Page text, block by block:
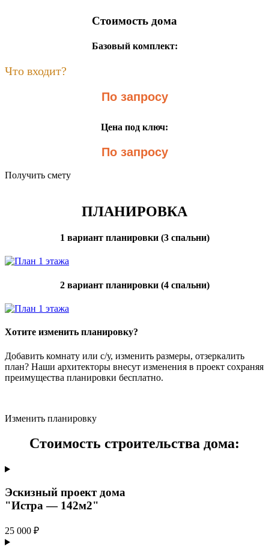
Стоимость дома
Базовый комплект:
Что входит?
По запросу
Цена под ключ:
По запросу
Получить смету
ПЛАНИРОВКА
1 вариант планировки (3 спальни)
2 вариант планировки (4 спальни)
Хотите изменить планировку?
Добавить комнату или с/у, изменить размеры, отзеркалить
план? Наши архитекторы внесут изменения в проект сохраняя
преимущества планировки бесплатно.
Изменить планировку
Стоимость строительства дома:
Эскизный проект дома
"Истра — 142м2"
25 000 ₽